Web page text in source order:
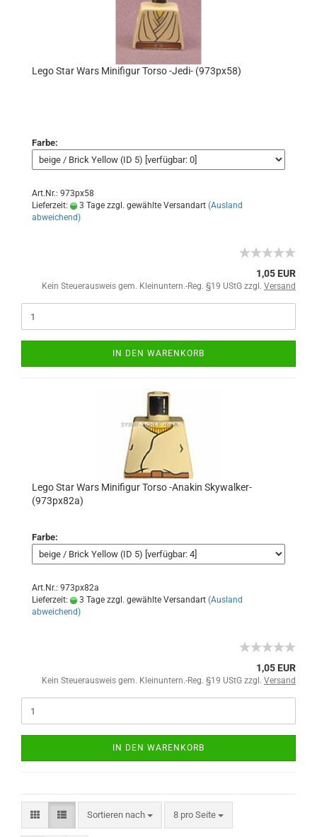
Lego Star Wars Minifigur Torso -Jedi- (973px58)
Farbe:
Art.Nr.: 973px58
Lieferzeit:
3 Tage zzgl. gewählte Versandart (Ausland
abweichend)
1,05 EUR
Kein Steuerausweis gem. Kleinuntern.-Reg. §19 UStG zzgl. Versand
IN DEN WARENKORB
Lego Star Wars Minifigur Torso -Anakin Skywalker-
(973px82a)
Farbe:
Art.Nr.: 973px82a
Lieferzeit:
3 Tage zzgl. gewählte Versandart (Ausland
abweichend)
1,05 EUR
Kein Steuerausweis gem. Kleinuntern.-Reg. §19 UStG zzgl. Versand
IN DEN WARENKORB
Sortieren nach 8 pro Seite